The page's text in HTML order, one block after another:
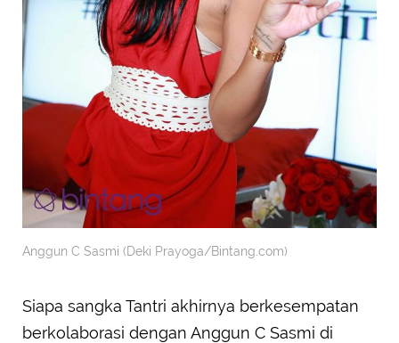
Anggun C Sasmi (Deki Prayoga/Bintang.com)
Siapa sangka Tantri akhirnya berkesempatan
berkolaborasi dengan Anggun C Sasmi di